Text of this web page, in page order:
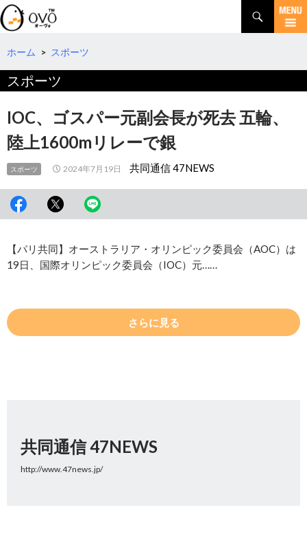
検
索
コ
テ
へ
移
動
ホーム > スポーツ
スポーツ
IOC、ゴスパー元副会長が死去 五輪、
陸上1600mリレーで銀
スポーツ 2024年7月19日 共同通信 47NEWS
【パリ共同】オーストラリア・オリンピック委員会（AOC）は
19日、国際オリンピック委員会（IOC）元……
さらに見る
共同通信 47NEWS
http://www.47news.jp/